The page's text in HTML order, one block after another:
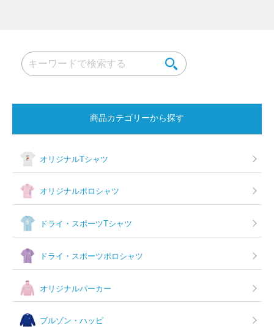
商品カテゴリーから探す
オリジナルTシャツ
オリジナルポロシャツ
ドライ・スポーツTシャツ
ドライ・スポーツポロシャツ
オリジナルパーカー
ブルゾン・ハッピ